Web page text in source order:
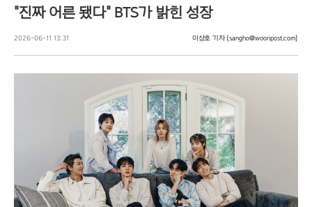
"그린벨트 대신 재개발" 오세훈, 정부에 건의
우크라이나 화물기 옆 폭발물 드론, 독일 대테러 수사
달에 부딪힌 스페이스X, 과학적 통찰 얻나?
2차 대전 이후 최대 작전? 영국 '요새 작전' 논란
"너 T야?" 감정 체험형 전시에 MZ세대 열광
AI 시대의 예술, 안상수가 제안하는 몸의 감각
질투와 파멸의 기타 리프, 고전 비극 록으로 부활
혈당 스파이크 막는 야간 음료 6가지 공개
"진짜 어른 됐다" BTS가 밝힌 성장
2026-06-11 13:31 이상호 기자 (sangho@wooripost.com)